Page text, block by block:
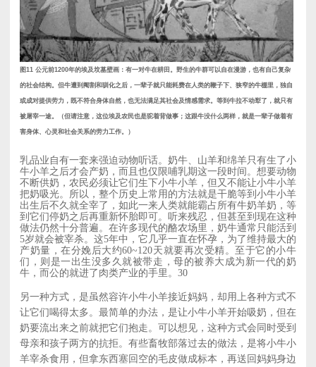
图11 公元前1200年的埃及坟墓壁画：有一对牛在耕田。野生的牛群可以自在漫游，也有自己复杂
的社会结构。但牛遭到阉割和驯化之后，一辈子就只能耗费在人类的鞭子下、狭窄的牛棚里，独自
或成对提供劳力，既不符合身体自然，也无法满足其社会及情感需求。等到牛拉不动犁了，就只有
被屠宰一途。（但请注意，这位埃及农民也是驼着背做事；这跟牛没什么两样，就是一辈子做着有
害身体、心灵和社会关系的劳力工作。）
乳品业自有一套来强迫动物听话。奶牛、山羊和绵羊只有生了小
牛小羊之后才会产奶，而且也仅限哺乳期这一段时间。想要动物
不断供奶，农民必须让它们生下小牛小羊，但又不能让小牛小羊
把奶吸光。所以，整个历史上常用的方法就是干脆等到小牛小羊
出生后不久就全宰了，如此一来人类就能霸占所有牛奶羊奶，等
到它们停奶之后再重新怀胎即可。听来残忍，但甚至到现在这种
做法仍然十分普遍。在许多现代的酪农场里，奶牛通常只能活到
5岁就会被宰杀。这5年中，它几乎一直在怀孕，为了维持最大的
产奶量，在分娩后大约60~120天就要再次受精。至于它的小牛
们，则是一出生没多久就被带走，母的被养大成为新一代的奶
牛，而公的就进了肉类产业的手里。 30
另一种方式，是虽然容许小牛小羊接近妈妈，却用上各种方式不
让它们喝得太多。最简单的办法，是让小牛小羊开始吸奶，但在
奶要流出来之前就把它们抱走。可以想见，这种方式会同时受到
母亲和孩子两方的抗拒。有些畜牧部落过去的做法，是将小牛小
羊宰杀食用，但拿东西塞回空的毛皮做成标本，再送回妈妈身边